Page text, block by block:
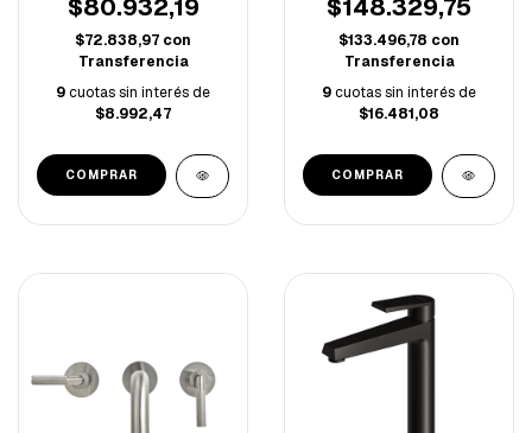
$80.932,19
$72.838,97 con
Transferencia
9cuotas sin interés de
$8.992,47
$148.329,75
$133.496,78 con
Transferencia
9cuotas sin interés de
$16.481,08